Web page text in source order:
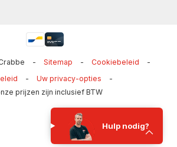
- Sitemap - Cookiebeleid
-
- Uw privacy-opties
-
prijzen zijn inclusief BTW
Hulp nodig?